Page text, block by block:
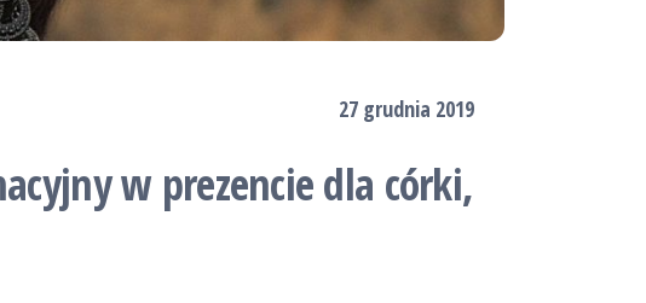
27 grudnia 2019
w prezencie dla córki,